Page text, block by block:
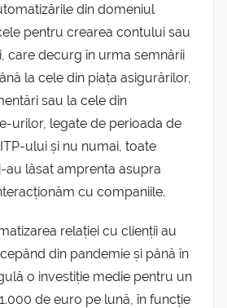
din domeniul
pentru crearea contului sau
care decurg în urma semnării
la cele din piața asigurărilor,
sau la cele din
urilor, legate de perioada de
ului și nu numai, toate
au lăsat amprenta asupra
cu companiile.
relației cu clienții au
din pandemie și până în
o investiție medie pentru un
de euro pe lună, în funcție